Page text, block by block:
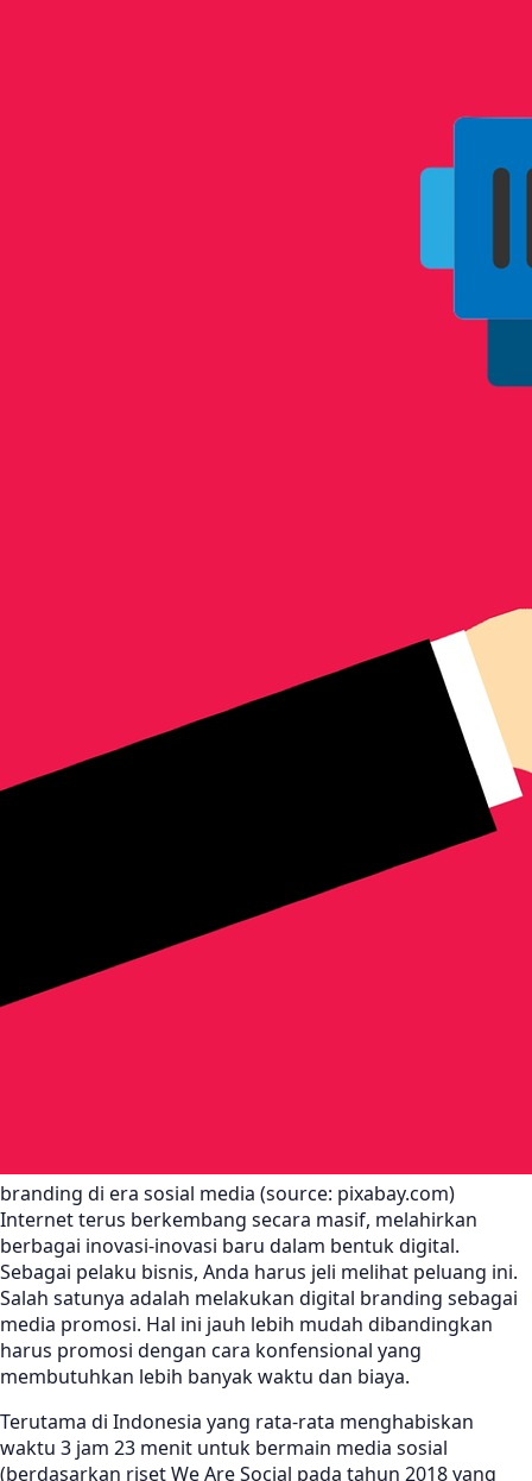
branding di era sosial media (source: pixabay.com)
Internet terus berkembang secara masif, melahirkan
berbagai inovasi-inovasi baru dalam bentuk digital.
Sebagai pelaku bisnis, Anda harus jeli melihat peluang ini.
Salah satunya adalah melakukan digital branding sebagai
media promosi. Hal ini jauh lebih mudah dibandingkan
harus promosi dengan cara konfensional yang
membutuhkan lebih banyak waktu dan biaya.
Terutama di Indonesia yang rata-rata menghabiskan
waktu 3 jam 23 menit untuk bermain media sosial
(berdasarkan riset We Are Social pada tahun 2018 yang